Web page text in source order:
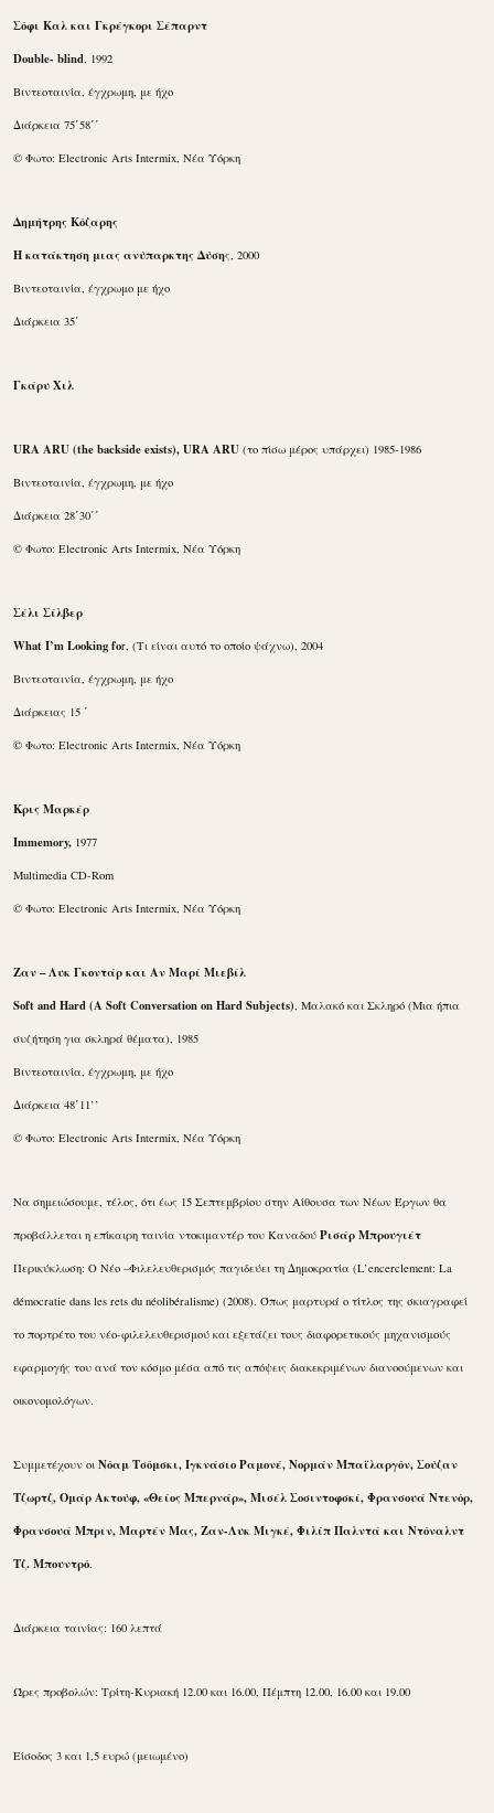
Σόφι Καλ και Γκρέγκορι Σέπαρντ
Double- blind, 1992
Βιντεοταινία, έγχρωμη, με ήχο
Διάρκεια 75΄58΄΄
© Φωτο: Electronic Arts Intermix, Νέα Υόρκη
Δημήτρης Κόζαρης
Η κατάκτηση μιας ανύπαρκτης Δύσης, 2000
Βιντεοταινία, έγχρωμο με ήχο
Διάρκεια 35΄
Γκάρυ Χιλ
URA ARU (the backside exists), URA ARU (το πίσω μέρος υπάρχει) 1985-1986
Βιντεοταινία, έγχρωμη, με ήχο
Διάρκεια 28΄30΄΄
© Φωτο: Electronic Arts Intermix, Νέα Υόρκη
Σέλι Σίλβερ
What I’m Looking for, (Τι είναι αυτό το οποίo ψάχνω), 2004
Βιντεοταινία, έγχρωμη, με ήχο
Διάρκειας 15 ΄
© Φωτο: Electronic Arts Intermix, Νέα Υόρκη
Κρις Μαρκέρ
Immemory, 1977
Multimedia CD-Rom
© Φωτο: Electronic Arts Intermix, Νέα Υόρκη
Ζαν – Λυκ Γκοντάρ και Αν Μαρί Μιεβίλ
Soft and Hard (A Soft Conversation on Hard Subjects), Μαλακό και Σκληρό (Μια ήπια
συζήτηση για σκληρά θέματα), 1985
Βιντεοταινία, έγχρωμη, με ήχο
Διάρκεια 48΄11’’
© Φωτο: Electronic Arts Intermix, Νέα Υόρκη
Να σημειώσουμε, τέλος, ότι έως 15 Σεπτεμβρίου στην Αίθουσα των Νέων Έργων θα
προβάλλεται η επίκαιρη ταινία ντοκιμαντέρ του Καναδού Ρισάρ Μπρουγιέτ
Περικύκλωση: Ο Νέο –Φιλελευθερισμός παγιδεύει τη Δημοκρατία (L’encerclement: La
démocratie dans les rets du néolibéralisme) (2008). Όπως μαρτυρά ο τίτλος της σκιαγραφεί
το πορτρέτο του νέο-φιλελευθερισμού και εξετάζει τους διαφορετικούς μηχανισμούς
εφαρμογής του ανά τον κόσμο μέσα από τις απόψεις διακεκριμένων διανοούμενων και
οικονομολόγων.
Συμμετέχουν οι Νόαμ Τσόμσκι, Ιγκνάσιο Ραμονέ, Νορμάν Μπαϊλαργόν, Σούζαν
Τζωρτζ, Ομάρ Ακτούφ, «Θείος Μπερνάρ», Μισέλ Σοσιντοφσκί, Φρανσουά Ντενόρ,
Φρανσουά Μπριν, Μαρτέν Μας, Ζαν-Λυκ Μιγκέ, Φιλίπ Παλντά και Ντόναλντ
Τζ. Μπουντρό.
Διάρκεια ταινίας: 160 λεπτά
Ώρες προβολών: Τρίτη-Κυριακή 12.00 και 16.00, Πέμπτη 12.00, 16.00 και 19.00
Είσοδος 3 και 1,5 ευρώ (μειωμένο)